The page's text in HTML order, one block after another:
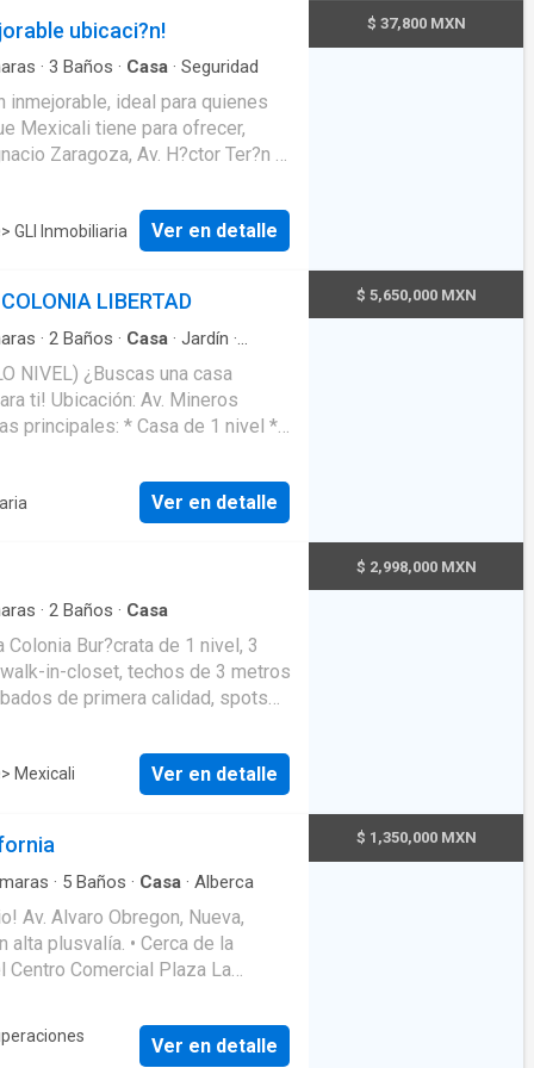
durante todo el
ESTABAS ESPERANDO*
López 55 4759 1389
ubicaci?n!
· 3 Baños · Casa · Seguridad
inmejorable, ideal para quienes
Mexicali tiene para ofrecer,
Zaragoza, Av. H?ctor Ter?n y
comerciales como Plaza la
supermercados,
una opci?n ideal para
es la oportunidad que estabas
menos*Inversi?n 100%
tranquilidad*Propiedad de
y buscas lo tienes con
> GLI Inmobiliaria Ver en detalle
$ 37,800 MXN
LIBERTAD
· 2 Baños · Casa · Jardín ·
NIVEL) ¿Buscas una casa
ti! Ubicación: Av. Mineros
principales: * Casa de 1 nivel *
* Patio * Ideal para quienes
Terreno: 285 m² * Construcción
agendar tu cita
Ver en detalle
$ 5,650,000 MXN
· 2 Baños · Casa
Colonia Bur?crata de 1 nivel, 3
in-closet, techos de 3 metros
de primera calidad, spots
perimetral, cantera en fachada
hipotecarios, si no cuentas
e informes al tel. (686) 566 00
en TuPortalOnline
> Mexicali Ver en detalle
$ 2,998,000 MXN
· 5 Baños · Casa · Alberca
Av. Alvaro Obregon, Nueva,
alta plusvalía. • Cerca de la
Centro Comercial Plaza La
Av. Fco. I. Madero y Av.
acceso. ¡Gran oportunidad de
Ver en detalle
$ 1,350,000 MXN